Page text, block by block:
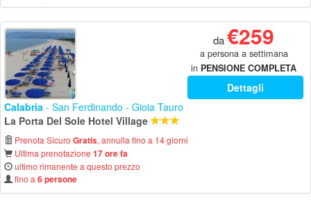
da€259
a persona a settimana
in PENSIONE COMPLETA
Dettagli
Calabria - San Ferdinando - Gioia Tauro
La Porta Del Sole Hotel Village
Prenota Sicuro Gratis, annulla fino a 14 giorni
Ultima prenotazione 17 ore fa
ultimo rimanente a questo prezzo
fino a 6 persone